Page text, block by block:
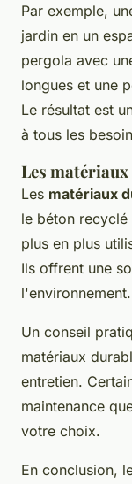
Par exemple,
jardin en un
pergola avec
longues et une
Le résultat est
à tous les
Les
Les matériaux
le béton
plus en plus
Ils offrent une
l'environnement.
Un conseil
matériaux
entretien.
maintenance
votre choix.
En conclusion,